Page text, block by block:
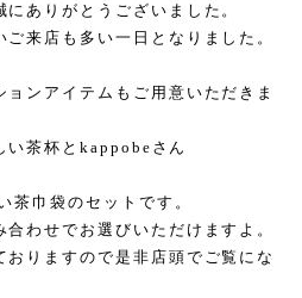
ありがとうございました。
来店も多い一日となりました。
ンアイテムもご用意いただきま
い茶杯とkappobe さん
茶巾袋のセットです。
わせでお選びいただけますよ。
りますので是非店頭でご覧にな